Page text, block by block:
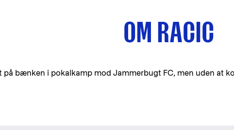
OM RACIC
på bænken i pokalkamp mod Jammerbugt FC, men uden at